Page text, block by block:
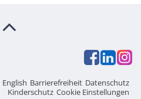
English Barrierefreiheit Datenschutz
Kinderschutz Cookie Einstellungen